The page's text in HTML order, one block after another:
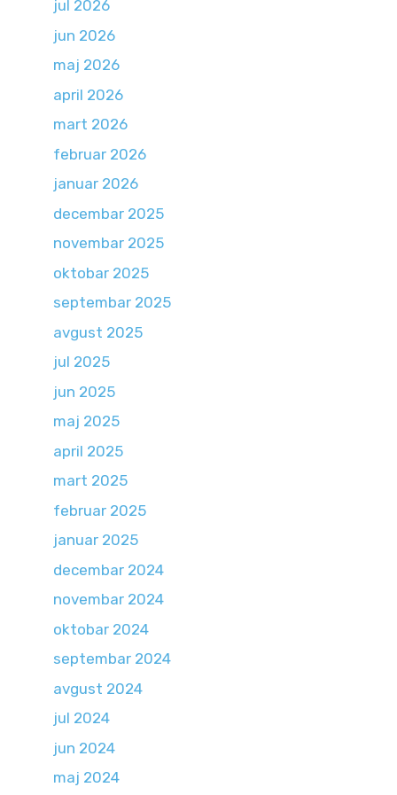
jul 2026
jun 2026
maj 2026
april 2026
mart 2026
februar 2026
januar 2026
decembar 2025
novembar 2025
oktobar 2025
septembar 2025
avgust 2025
jul 2025
jun 2025
maj 2025
april 2025
mart 2025
februar 2025
januar 2025
decembar 2024
novembar 2024
oktobar 2024
septembar 2024
avgust 2024
jul 2024
jun 2024
maj 2024